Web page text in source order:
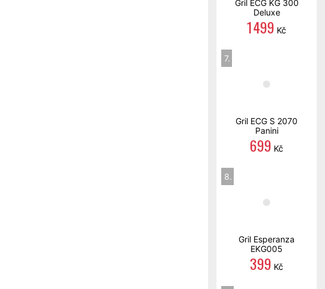
Gril ECG KG 300
Deluxe
1 499 Kč
7.
Gril ECG S 2070
Panini
699 Kč
8.
Gril Esperanza
EKG005
399 Kč